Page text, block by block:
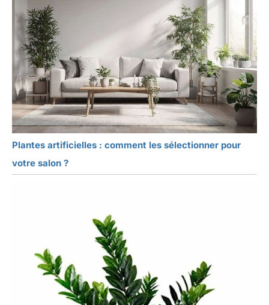
Plantes artificielles : comment les sélectionner pour
votre salon ?